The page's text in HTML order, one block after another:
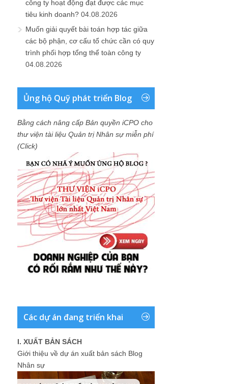
công ty hoạt động đạt được các mục
tiêu kinh doanh? 04.08.2026
Muốn giải quyết bài toán hợp tác giữa
các bộ phận, cơ cấu tổ chức cần có quy
trình phối hợp tổng thể toàn công ty
04.08.2026
Ủng hộ Quỹ phát triển Blog
Bằng cách nâng cấp Bản quyền iCPO cho
thư viện tài liệu Quản trị Nhân sự miễn phí
(Click)
Các dự án đang triển khai
I. XUẤT BẢN SÁCH
Giới thiệu về dự án xuất bản sách Blog
Nhân sự